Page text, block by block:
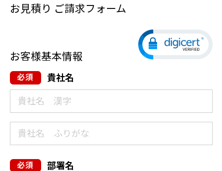
お見積り ご請求フォーム
お客様基本情報
貴社名
部署名